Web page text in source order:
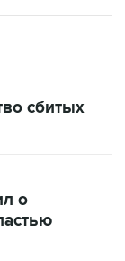
сбитых
о